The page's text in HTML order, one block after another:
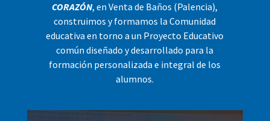
CORAZÓN, en Venta de Baños (Palencia),
construimos y formamos la Comunidad
educativa en torno a un Proyecto Educativo
común diseñado y desarrollado para la
formación personalizada e integral de los
alumnos.